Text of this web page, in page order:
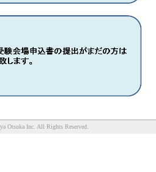
Otsuka Inc. All Rights Reserved.